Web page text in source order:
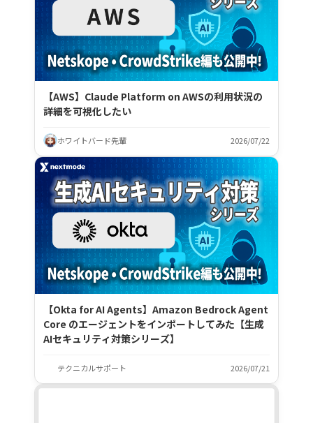
【AWS】Claude Platform on AWSの利用状況の
詳細を可視化したい
ホワイトバード先輩 2026/07/22
【Okta for AI Agents】Amazon Bedrock Agent
Core のエージェントをインポートしてみた【生成
AIセキュリティ対策シリーズ】
テクニカルサポート 2026/07/21